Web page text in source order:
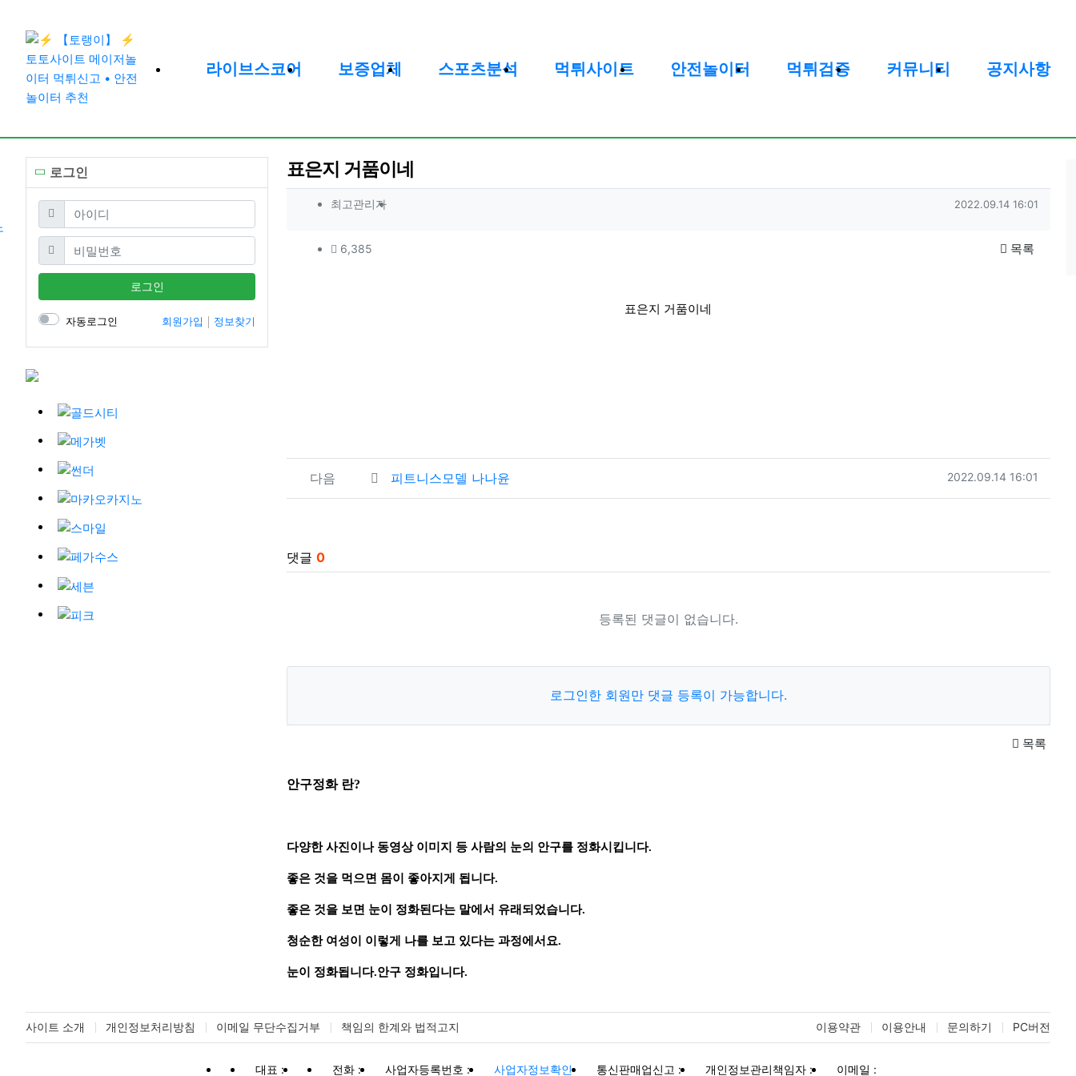
라이브스코어 보증업체 스포츠분석 먹튀사이트 안전놀이터 먹튀검증 커뮤니티 공지사항
표은지 거품이네
작성자 정보
최고관리자작성 작성일
2022.09.14 16:01
컨텐츠 정보
6,385조회 목록
표은지 거품이네
관련자료
다음 피트니스모델 나나윤 작성일
2022.09.14 16:01
댓글 0
등록된 댓글이 없습니다.
로그인한 회원만 댓글 등록이 가능합니다.
목록
안구정화 란?
다양한 사진이나 동영상 이미지 등 사람의 눈의 안구를 정화시킵니다.
좋은 것을 먹으면 몸이 좋아지게 됩니다.
좋은 것을 보면 눈이 정화된다는 말에서 유래되었습니다.
청순한 여성이 이렇게 나를 보고 있다는 과정에서요.
눈이 정화됩니다.안구 정화입니다.
로그인
아이디필수
비밀번호필수
로그인
자동로그인 회원가입 정보찾기
사이트 소개 개인정보처리방침 이메일 무단수집거부 책임의 한계와 법적고지 이용약관 이용안내 문의하기 PC버전
대표 : 전화 : 사업자등록번호 : 사업자정보확인 통신판매업신고 : 개인정보관리책임자 : 이메일 :